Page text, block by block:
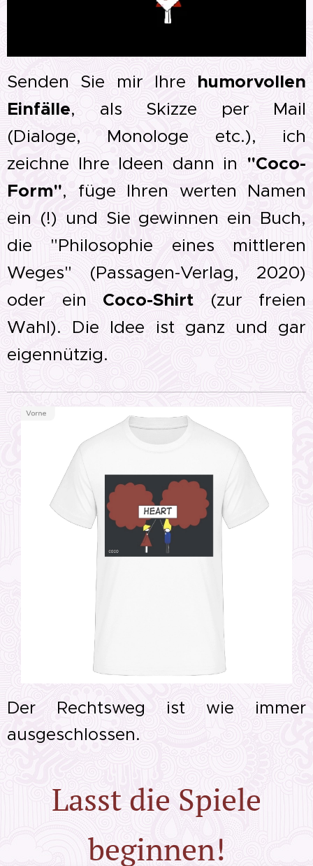
Senden Sie mir Ihre humorvollen
Einfälle, als Skizze per Mail
(Dialoge, Monologe etc.), ich
zeichne Ihre Ideen dann in "Coco-
Form", füge Ihren werten Namen
ein (!) und Sie gewinnen ein Buch,
die "Philosophie eines mittleren
Weges" (Passagen-Verlag, 2020)
oder ein Coco-Shirt (zur freien
Wahl). Die Idee ist ganz und gar
eigennützig.
Der Rechtsweg ist wie immer
ausgeschlossen.
Lasst die Spiele
beginnen!